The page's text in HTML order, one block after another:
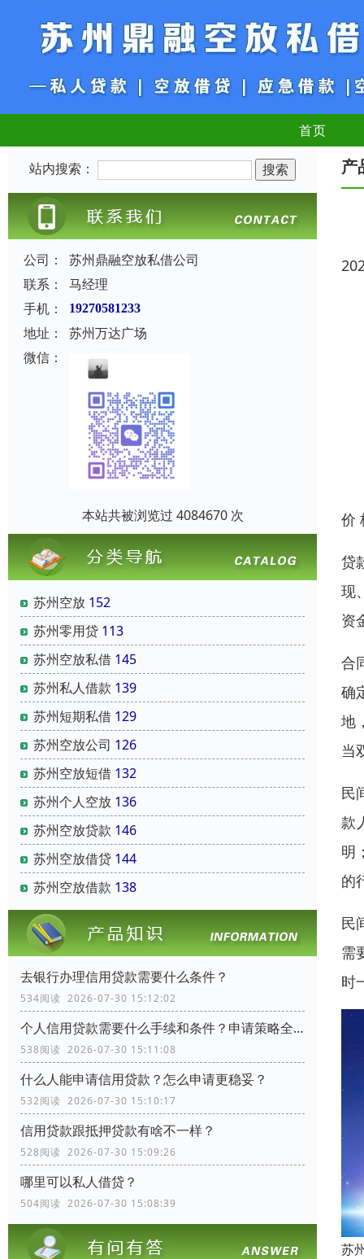
首页
站内搜索：
公司：
苏州鼎融空放私借公司
联系：
马经理
手机：
19270581233
地址：
苏州万达广场
微信：
本站共被浏览过 4084670 次
苏州空放 152
苏州零用贷 113
苏州空放私借 145
苏州私人借款 139
苏州短期私借 129
苏州空放公司 126
苏州空放短借 132
苏州个人空放 136
苏州空放贷款 146
苏州空放借贷 144
苏州空放借款 138
去银行办理信用贷款需要什么条件？
534阅读 2026-07-30 15:12:02
个人信用贷款需要什么手续和条件？申请策略全流程指南
538阅读 2026-07-30 15:11:08
什么人能申请信用贷款？怎么申请更稳妥？
532阅读 2026-07-30 15:10:17
信用贷款跟抵押贷款有啥不一样？
528阅读 2026-07-30 15:09:26
哪里可以私人借贷？
504阅读 2026-07-30 15:08:39
产
价
贷
现
资
合
确
地
当
民
款
明
的
民
需
时
苏